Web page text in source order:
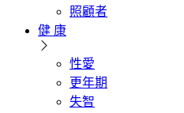
照顧者
健 康
性愛
更年期
失智